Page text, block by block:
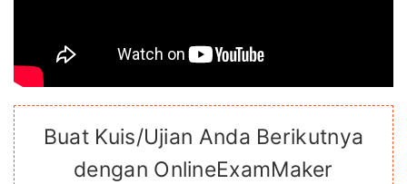
Buat Kuis/Ujian Anda Berikutnya
dengan OnlineExamMaker